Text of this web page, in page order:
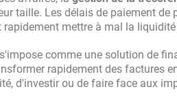
taille. Les délais de paiement
mettre à mal la
s'impose comme une solution de
rapidement des factures
d'investir ou de faire face aux